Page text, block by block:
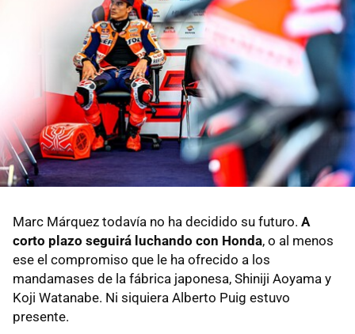
Marc Márquez todavía no ha decidido su futuro. A
corto plazo seguirá luchando con Honda, o al menos
ese el compromiso que le ha ofrecido a los
mandamases de la fábrica japonesa, Shiniji Aoyama y
Koji Watanabe. Ni siquiera Alberto Puig estuvo
presente.